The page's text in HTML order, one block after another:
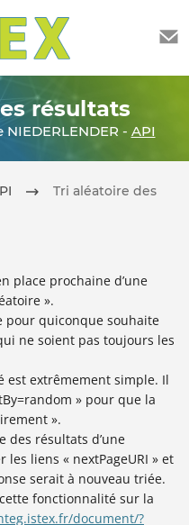
résultats
NIEDERLENDER - API
Tri aléatoire des
place prochaine d’une
».
pour quiconque souhaite
ne soient pas toujours les
est extrêmement simple. Il
» pour que la
».
des résultats d’une
les liens « nextPageURI » et
serait à nouveau triée.
fonctionnalité sur la
document/?